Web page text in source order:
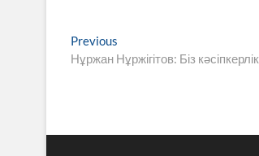
Навигация
по
Previous
post:
Нұржан Нұржігітов: Біз